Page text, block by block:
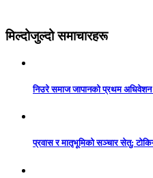
मिल्दोजुल्दो समाचारहरू
निउरे समाज जापानको प्रथम अधिवेशन
प्रवास र मातृभूमिको सञ्चार सेतु: